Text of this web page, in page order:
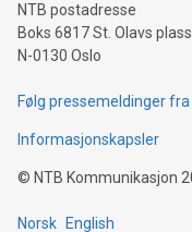
NTB postadresse
Boks 6817 St. Olavs plass
N-0130 Oslo
Følg pressemeldinger
Informasjonskapsler
© NTB Kommunikasjon
Norsk English